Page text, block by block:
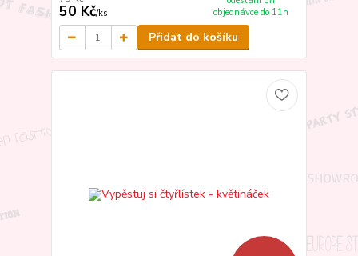
50 Kč/ks
objednávce do 11h
Přidat do košíku